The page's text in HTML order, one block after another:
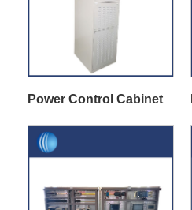
Power Control Cabinet